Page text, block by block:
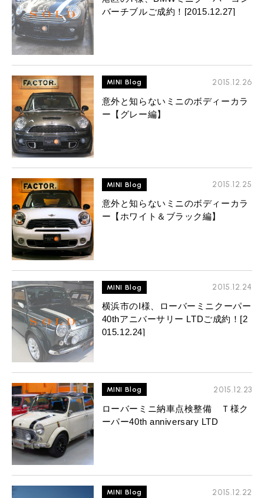
Movie 動画一覧
MAP
リクルート
お知らせ プライバシーポリシー
お問い合わせ
工場
お問い合わせ
BMW MINIサービス工場
iR TECH FACTORY iR MAKERS
TEL
MAP
査定依頼
来店予約
バーチブルご成約！[2015.12.27]
MINI Blog
2015.12.26
意外と知らないミニのボディーカラ
ー【グレー編】
MINI Blog
2015.12.25
意外と知らないミニのボディーカラ
ー【ホワイト＆ブラック編】
MINI Blog
2015.12.24
横浜市のI様、ローバーミニクーパー
40thアニバーサリー LTDご成約！[2
015.12.24]
MINI Blog
2015.12.23
ローバーミニ納車点検整備 Ｔ様ク
ーパー40th anniversary LTD
MINI Blog
2015.12.22